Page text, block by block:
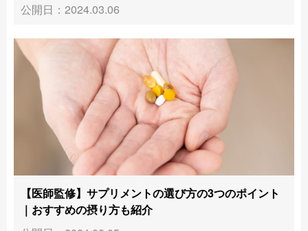
公開日：2024.03.06
【医師監修】サプリメントの選び方の3つのポイント
｜おすすめの摂り方も紹介